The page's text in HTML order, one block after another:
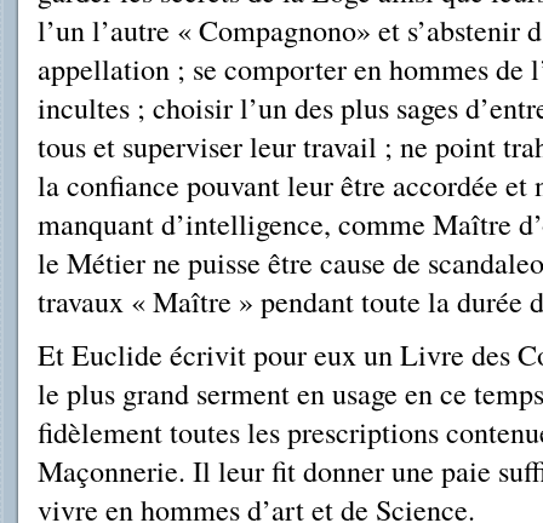
l’un l’autre « Compagnono» et s’abstenir
appellation ; se comporter en hommes de
incultes ; choisir l’un des plus sages
tous et superviser leur travail ; ne point
la confiance pouvant leur être accordée et
manquant d’intelligence, comme Maître
le Métier ne puisse être cause de
travaux « Maître » pendant toute la durée
Et Euclide écrivit pour eux un Livre des
le plus grand serment en usage en ce
fidèlement toutes les prescriptions
Maçonnerie. Il leur fit donner une paie
vivre en hommes d’art et de Science.